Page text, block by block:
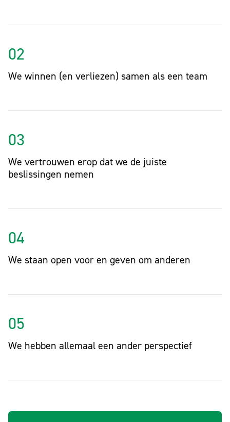
02
We winnen (en verliezen) samen als een team
03
We vertrouwen erop dat we de juiste
beslissingen nemen
04
We staan open voor en geven om anderen
05
We hebben allemaal een ander perspectief